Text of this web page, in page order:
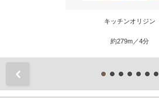
キッチンオリジン
約279m／4分